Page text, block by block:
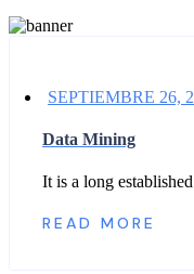
SEPTIEMBRE 26,
Data Mining
It is a long
READ MORE